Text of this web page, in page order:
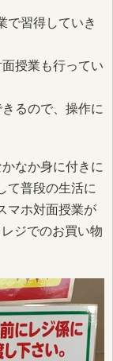
で習得していき
授業も行ってい
るので、操作に
なか身に付きに
て普段の生活に
マホ対面授業が
ジでのお買い物